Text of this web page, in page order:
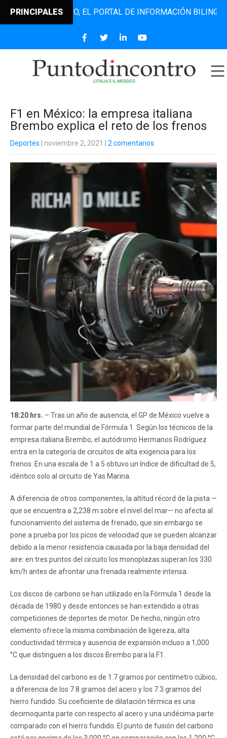
PRINCIPALESEL PORTAL DE INFORMACIÓN BILINGÜE
F1 en México: la empresa italiana
Brembo explica el reto de los frenos
Deportes | noviembre 2, 2021 2 comentarios
18:20 hrs. – Tras un año de ausencia, el GP de México vuelve a
formar parte del mundial de Fórmula 1. Según los técnicos de la
empresa italiana Brembo, el autódromo Hermanos Rodríguez
entra en la categoría de circuitos de alta exigencia para los
frenos. En una escala de 1 a 5 obtuvo un índice de dificultad de 5,
idéntico solo al circuito de Yas Marina.
A diferencia de otros componentes, la altitud récord de la pista —
que se encuentra a 2,238 m sobre el nivel del mar— no afecta al
funcionamiento del sistema de frenado, que sin embargo se
pone a prueba por los picos de velocidad que se pueden alcanzar
debido a la menor resistencia causada por la baja densidad del
aire: en tres puntos del circuito los monoplazas superan los 330
km/h antes de afrontar una frenada realmente intensa.
Los discos de carbono se han utilizado en la Fórmula 1 desde la
década de 1980 y desde entonces se han extendido a otras
competiciones de deportes de motor. De hecho, ningún otro
elemento ofrece la misma combinación de ligereza, alta
conductividad térmica y ausencia de expansión incluso a 1,000
°C que distinguen a los discos Brembo para la F1.
La densidad del carbono es de 1.7 gramos por centímetro cúbico,
a diferencia de los 7.8 gramos del acero y los 7.3 gramos del
hierro fundido. Su coeficiente de dilatación térmica es una
decimoquinta parte con respecto al acero y una undécima parte
comparado con el hierro fundido. El punto de fusión del carbono